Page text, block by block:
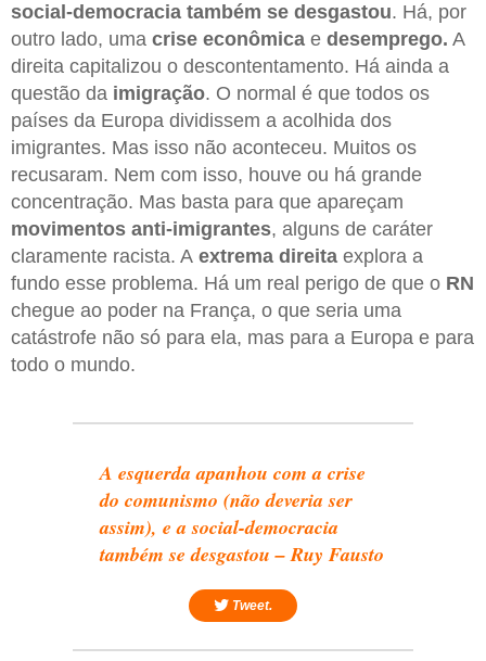
social-democracia também se desgastou. Há, por
outro lado, uma crise econômica e desemprego. A
direita capitalizou o descontentamento. Há ainda a
questão da imigração. O normal é que todos os
países da Europa dividissem a acolhida dos
imigrantes. Mas isso não aconteceu. Muitos os
recusaram. Nem com isso, houve ou há grande
concentração. Mas basta para que apareçam
movimentos anti-imigrantes, alguns de caráter
claramente racista. A extrema direita explora a
fundo esse problema. Há um real perigo de que o RN
chegue ao poder na França, o que seria uma
catástrofe não só para ela, mas para a Europa e para
todo o mundo.
A esquerda apanhou com a crise
do comunismo (não deveria ser
assim), e a social-democracia
também se desgastou – Ruy Fausto
Tweet.